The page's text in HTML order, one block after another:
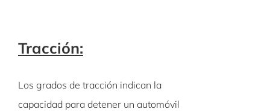
Tracción:
Los grados de tracción indican la
capacidad para detener un automóvil